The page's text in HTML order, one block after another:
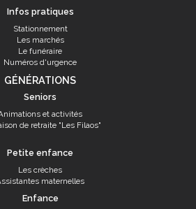
Infos pratiques
Stationnement
Les marchés
Le funéraire
Numéros d'urgence
GÉNÉRATIONS
Seniors
et activités
de retraite "Les Filaos"
Petite enfance
Les crèches
maternelles
Enfance